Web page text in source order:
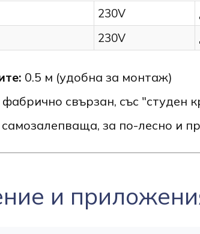
230V
230V
0.5 м (удобна за монтаж)
фабрично свързан, със "студен
самозалепваща, за по-лесно и
и